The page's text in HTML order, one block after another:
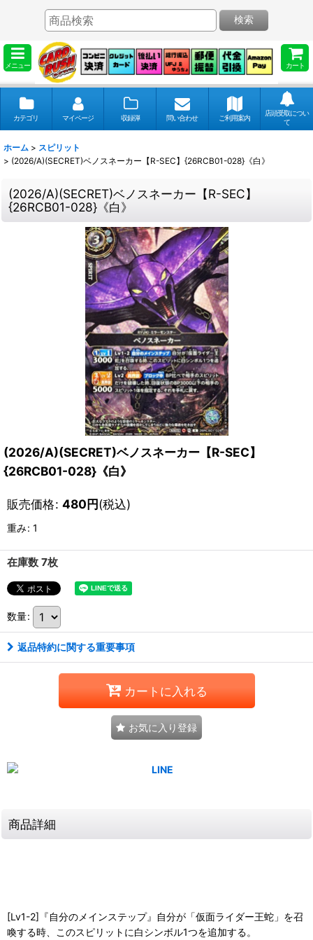
メニュー カート
検索
カテゴリ マイページ 収録弾 問い合わせ ご利用案内
店頭受取につい
て
ホーム > スピリット
> (2026/A)(SECRET)ベノスネーカー【R-SEC】{26RCB01-028}《白》
(2026/A)(SECRET)ベノスネーカー【R-SEC】
{26RCB01-028}《白》
(2026/A)(SECRET)ベノスネーカー【R-SEC】
{26RCB01-028}《白》
販売価格: 480円(税込)
重み: 1
在庫数 7枚
数量:
返品特約に関する重要事項
カートに入れる
お気に入り登録
商品詳細
[Lv1-2]『自分のメインステップ』自分が「仮面ライダー王蛇」を召
喚する時、このスピリットに白シンボル1つを追加する。